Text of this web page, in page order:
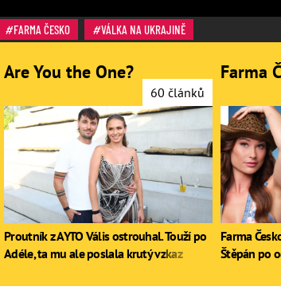
FARMA ČESKO VÁLKA NA UKRAJINĚ
Are You the One?
60 článků
Proutník z AYTO Vális ostrouhal. Touží po
Adéle, ta mu ale poslala krutý vzkaz
Farma
Farma
Štěpán po